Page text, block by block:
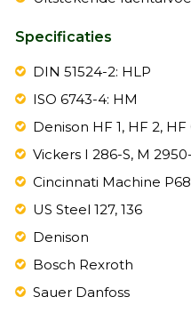
Specificaties
DIN 51524-2: HLP
ISO 6743-4: HM
Denison HF 1, HF 2, HF
Vickers I 286-S, M
Cincinnati Machine
US Steel 127, 136
Denison
Bosch Rexroth
Sauer Danfoss